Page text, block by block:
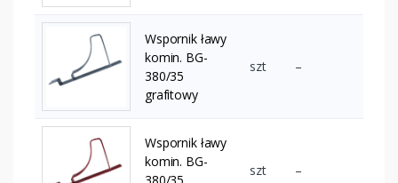
Wspornik ławy
komin. BG-
380/35
grafitowy
szt –
Wspornik ławy
komin. BG-
szt –